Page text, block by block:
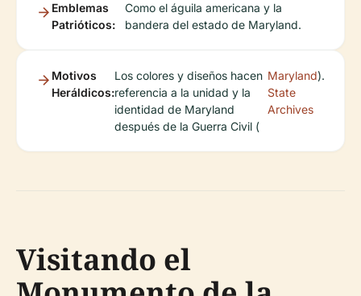
Emblemas
Patrióticos:
Como el águila americana y la
bandera del estado de Maryland.
Motivos
Heráldicos:
Los colores y diseños hacen
referencia a la unidad y la
identidad de Maryland
después de la Guerra Civil (
Maryland
State
Archives
).
Visitando el